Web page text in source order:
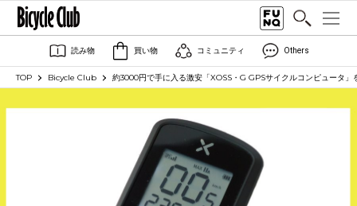
読み物 買い物 コミュニティ Others
TOP Bicycle Club 約3000円で手に入る激安「XOSS・G GPSサイクルコンピュータ」